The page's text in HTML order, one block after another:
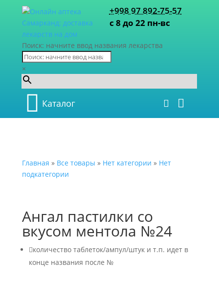
+998 97 892-75-57
с 8 до 22 пн-вс
Поиск: начните ввод названия лекарства
×
Каталог
Главная » Все товары » Нет категории » Нет
подкатегории
Ангал пастилки со
вкусом ментола №24
количество таблеток/ампул/штук и т.п. идет в
конце названия после №